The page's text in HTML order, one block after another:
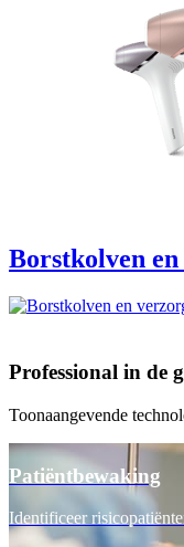
Borstkolven
Professional in de
Toonaangevende
Patiëntbewaking
Identificeer